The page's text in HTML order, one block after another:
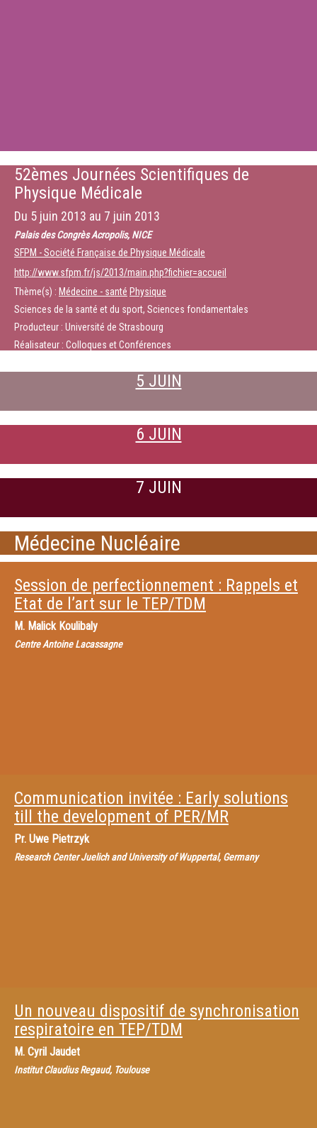
52èmes Journées Scientifiques de
Physique Médicale
Du 5 juin 2013 au 7 juin 2013
Palais des Congrès Acropolis, NICE
SFPM - Société Française de Physique Médicale
http://www.sfpm.fr/js/2013/main.php?fichier=accueil
Thème(s) : Médecine - santé Physique
Sciences de la santé et du sport, Sciences fondamentales
Producteur : Université de Strasbourg
Réalisateur : Colloques et Conférences
5 JUIN
6 JUIN
7 JUIN
Médecine Nucléaire
Session de perfectionnement : Rappels et
Etat de l’art sur le TEP/TDM
M. Malick Koulibaly
Centre Antoine Lacassagne
Communication invitée : Early solutions
till the development of PER/MR
Pr. Uwe Pietrzyk
Research Center Juelich and University of Wuppertal, Germany
Un nouveau dispositif de synchronisation
respiratoire en TEP/TDM
M. Cyril Jaudet
Institut Claudius Regaud, Toulouse